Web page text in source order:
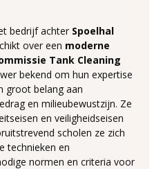
bedrijf achter Spoelhal
over een moderne
Tank Cleaning
bekend om hun expertise
groot belang aan
en milieubewustzijn. Ze
en veiligheidseisen
scholen ze zich
technieken en
normen en criteria voor